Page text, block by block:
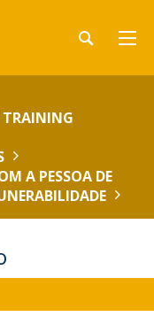
TRAINING
A PESSOA DE